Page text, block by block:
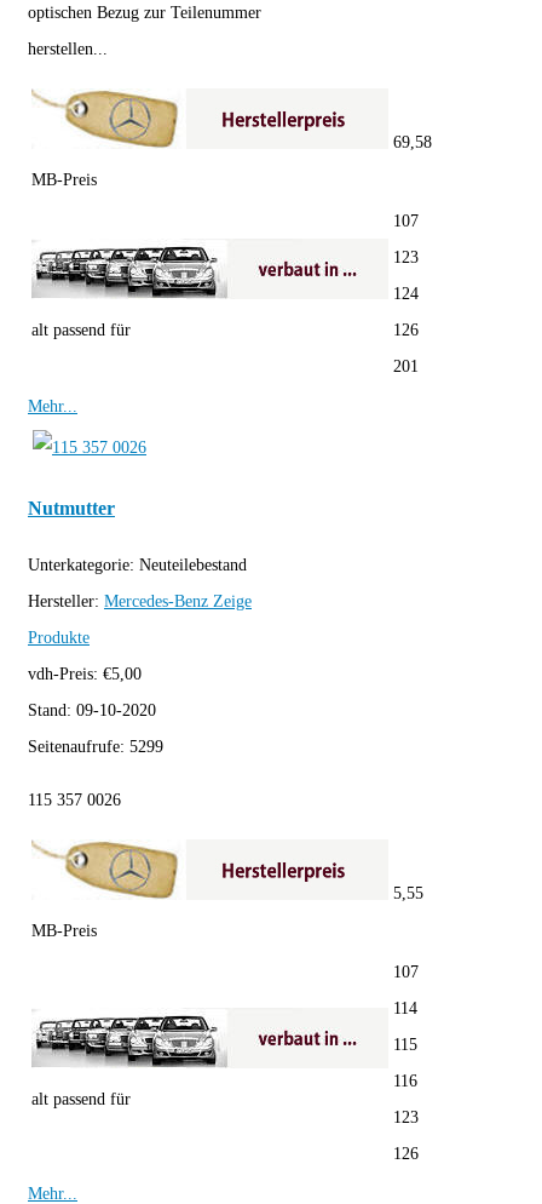
optischen Bezug zur Teilenummer
herstellen...
MB-Preis
69,58
alt passend für
107
123
124
126
201
Mehr...
Nutmutter
Unterkategorie: Neuteilebestand
Hersteller: Mercedes-Benz Zeige
Produkte
vdh-Preis: €5,00
Stand: 09-10-2020
Seitenaufrufe: 5299
115 357 0026
MB-Preis
5,55
alt passend für
107
114
115
116
123
126
Mehr...